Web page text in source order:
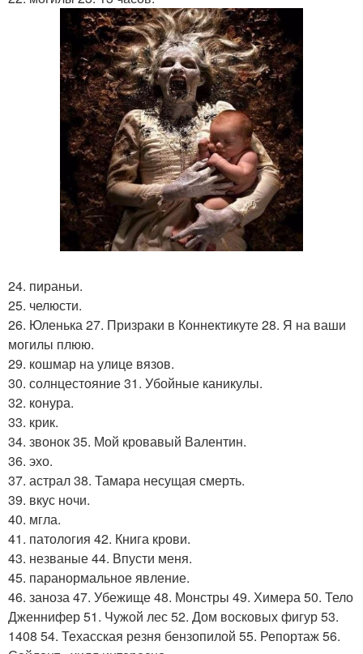
24. пираньи.
25. челюсти.
26. Юленька 27. Призраки в Коннектикуте 28. Я на ваши
могилы плюю.
29. кошмар на улице вязов.
30. солнцестояние 31. Убойные каникулы.
32. конура.
33. крик.
34. звонок 35. Мой кровавый Валентин.
36. эхо.
37. астрал 38. Тамара несущая смерть.
39. вкус ночи.
40. мгла.
41. патология 42. Книга крови.
43. незваные 44. Впусти меня.
45. паранормальное явление.
46. заноза 47. Убежище 48. Монстры 49. Химера 50. Тело
Дженнифер 51. Чужой лес 52. Дом восковых фигур 53.
1408 54. Техасская резня бензопилой 55. Репортаж 56.